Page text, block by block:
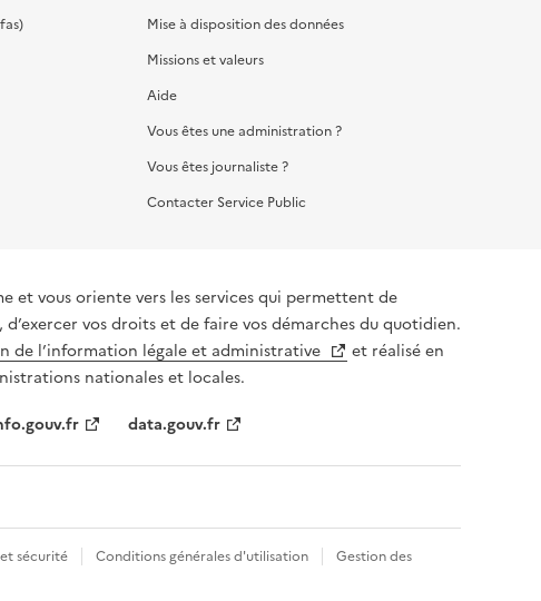
Mise à disposition des données
Missions et valeurs
Aide
Vous êtes une administration ?
Vous êtes journaliste ?
Contacter Service Public
et vous oriente vers les services qui permettent de
vos droits et de faire vos démarches du quotidien.
de l’information légale et administrative
et réalisé en
nationales et locales.
data.gouv.fr
et sécurité Conditions générales d'utilisation
Gestion des